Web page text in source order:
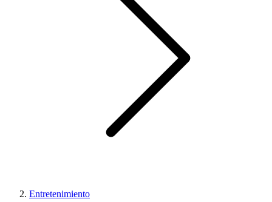
Entretenimiento